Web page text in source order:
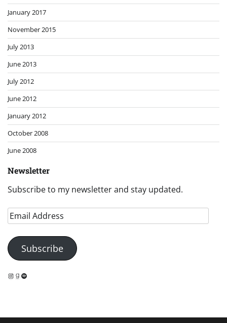
January 2017
November 2015
July 2013
June 2013
July 2012
June 2012
January 2012
October 2008
June 2008
Newsletter
Subscribe to my newsletter and stay updated.
Email
Address
Subscribe
Instagram
Goodreads
Spotify